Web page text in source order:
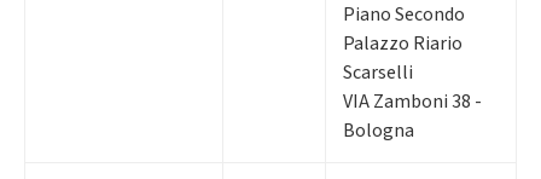
Piano Secondo
Palazzo Riario
Scarselli
VIA Zamboni 38 -
Bologna